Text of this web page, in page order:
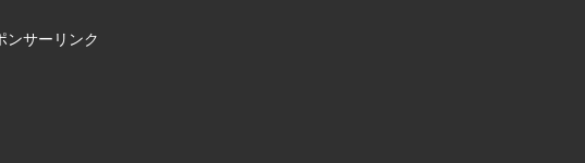
ンサーリンク